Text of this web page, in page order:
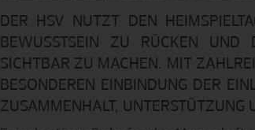
DER HSV NUTZT DEN
BEWUSSTSEIN ZU RÜCKEN
SICHTBAR ZU MACHEN. MIT
ESONDEREN EINBINDUNG DER
USAMMENHALT, UNTERSTÜTZUNG